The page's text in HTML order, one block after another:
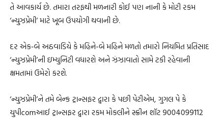
તે આવકાર્ય છે. તમારા તરફથી મળનારી કોઈ પણ નાની કે મોટી રકમ
‘ન્યુઝપ્રેમી’ માટે ખૂબ ઉપયોગી થવાની છે.
દર એક-બે અઠવાડિયે કે મહિને-બે મહિને મળતો તમારો નિયમિત પ્રતિસાદ
‘ન્યુઝપ્રેમી’ની ઇમ્યુનિટી વધારશે અને ઝંઝાવાતો સામે ટકી રહેવાની
ક્ષમતામાં ઉમેરો કરશે.
‘ન્યુઝપ્રેમી’ને તમે બેન્ક ટ્રાન્સફર દ્વારા કે પછી પેટીએમ, ગુગલ પે કે
યુપીcomઆઈ ટ્રાન્સફર દ્વારા રકમ મોકલીને સ્ક્રીન શૉટ 9004099112